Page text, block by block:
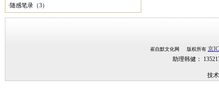
·随感笔录（3）
崔自默文化网 版权所有 京
助理韩健：
技